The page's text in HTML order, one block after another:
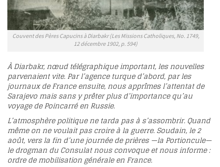
Couvent des Pères Capucins à Diarbakr (Les Missions Catholiques, No. 1749,
12 décembre 1902, p. 594)
À Diarbakr, nœud télégraphique important, les nouvelles
parvenaient vite. Par l’agence turque d’abord, par les
journaux de France ensuite, nous apprîmes l’attentat de
Sarajevo mais sans y prêter plus d’importance qu’au
voyage de Poincarré en Russie.
L’atmosphère politique ne tarda pas à s’assombrir. Quand
même on ne voulait pas croire à la guerre. Soudain, le 2
août, vers la fin d’une journée de prières —la Portioncule—
le drogman du Consulat nous convoque et nous informe :
ordre de mobilisation générale en France.